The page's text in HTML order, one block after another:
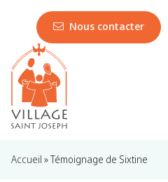
Nous contacter
Accueil »Témoignage de Sixtine